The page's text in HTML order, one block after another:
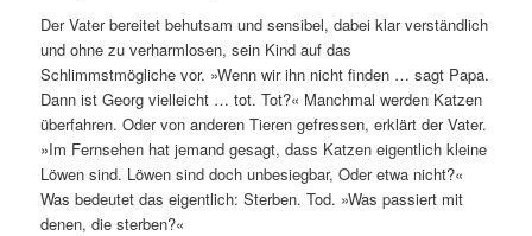
Der Vater bereitet behutsam und sensibel, dabei klar verständlich
und ohne zu verharmlosen, sein Kind auf das
Schlimmstmögliche vor. »Wenn wir ihn nicht finden … sagt Papa.
Dann ist Georg vielleicht … tot. Tot?« Manchmal werden Katzen
überfahren. Oder von anderen Tieren gefressen, erklärt der Vater.
»Im Fernsehen hat jemand gesagt, dass Katzen eigentlich kleine
Löwen sind. Löwen sind doch unbesiegbar, Oder etwa nicht?«
Was bedeutet das eigentlich: Sterben. Tod. »Was passiert mit
denen, die sterben?«